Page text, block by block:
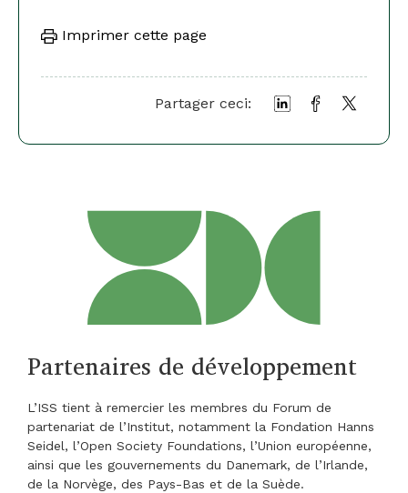
Imprimer cette page
Partager ceci:
Partenaires de développement
L’ISS tient à remercier les membres du Forum de
partenariat de l’Institut, notamment la Fondation Hanns
Seidel, l’Open Society Foundations, l’Union européenne,
ainsi que les gouvernements du Danemark, de l’Irlande,
de la Norvège, des Pays-Bas et de la Suède.